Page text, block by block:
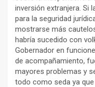
inversión extranjera. Si
para la seguridad
mostrarse más
habría sucedido con
Gobernador en
de acompañamiento,
mayores problemas y
todo como seda ya